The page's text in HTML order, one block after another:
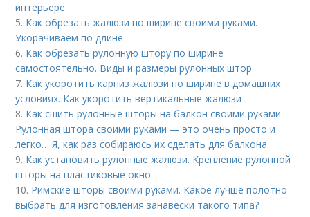
интерьере
5. Как обрезать жалюзи по ширине своими руками.
Укорачиваем по длине
6. Как обрезать рулонную штору по ширине
самостоятельно. Виды и размеры рулонных штор
7. Как укоротить карниз жалюзи по ширине в домашних
условиях. Как укоротить вертикальные жалюзи
8. Как сшить рулонные шторы на балкон своими руками.
Рулонная штора своими руками — это очень просто и
легко… Я, как раз собираюсь их сделать для балкона.
9. Как установить рулонные жалюзи. Крепление рулонной
шторы на пластиковые окно
10. Римские шторы своими руками. Какое лучше полотно
выбрать для изготовления занавески такого типа?